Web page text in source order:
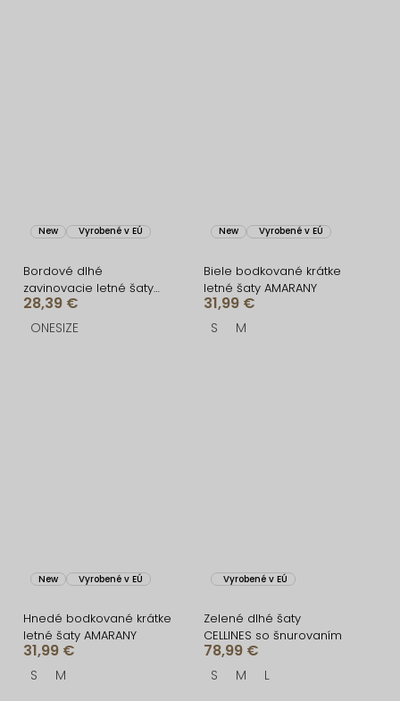
New Vyrobené v EÚ
Bordové dlhé
zavinovacie letné šaty
AVENYXA s opaskom
28,39 €
ONESIZE
New Vyrobené v EÚ
Biele bodkované krátke
letné šaty AMARANY
31,99 €
S M
New Vyrobené v EÚ
Hnedé bodkované krátke
letné šaty AMARANY
31,99 €
S M
Vyrobené v EÚ
Zelené dlhé šaty
CELLINES so šnurovaním
78,99 €
S M L